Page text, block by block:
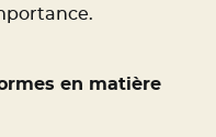
en matière